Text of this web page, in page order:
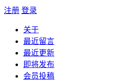
注册 登录
关于
最近留言
最近更新
即将发布
会员投稿